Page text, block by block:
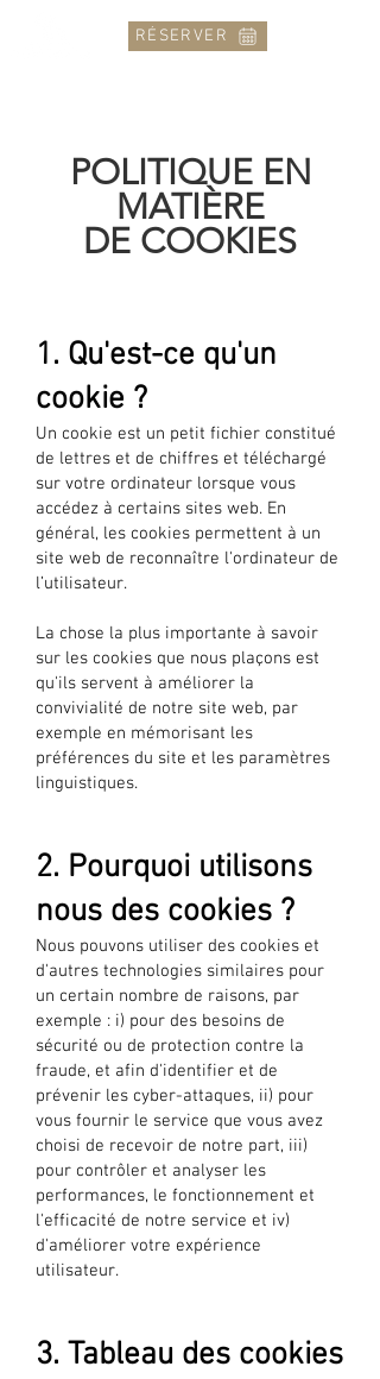
RÉSERVER
POLITIQUE EN
MATIÈRE
DE COOKIES
1. Qu'est-ce qu'un
cookie ?
Un cookie est un petit fichier constitué
de lettres et de chiffres et téléchargé
sur votre ordinateur lorsque vous
accédez à certains sites web. En
général, les cookies permettent à un
site web de reconnaître l'ordinateur de
l’utilisateur.
La chose la plus importante à savoir
sur les cookies que nous plaçons est
qu'ils servent à améliorer la
convivialité de notre site web, par
exemple en mémorisant les
préférences du site et les paramètres
linguistiques.
2. Pourquoi utilisons
nous des cookies ?
Nous pouvons utiliser des cookies et
d'autres technologies similaires pour
un certain nombre de raisons, par
exemple : i) pour des besoins de
sécurité ou de protection contre la
fraude, et afin d'identifier et de
prévenir les cyber-attaques, ii) pour
vous fournir le service que vous avez
choisi de recevoir de notre part, iii)
pour contrôler et analyser les
performances, le fonctionnement et
l'efficacité de notre service et iv)
d'améliorer votre expérience
utilisateur.
3. Tableau des cookies